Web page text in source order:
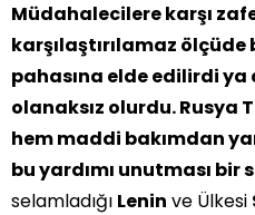
Müdahalecilere karşı
karşılaştırılamaz
pahasına elde edilirdi
olanaksız olurdu. Rusya
hem maddi bakımdan
bu yardımı unutması bir
selamladığı Lenin ve Ülkesi